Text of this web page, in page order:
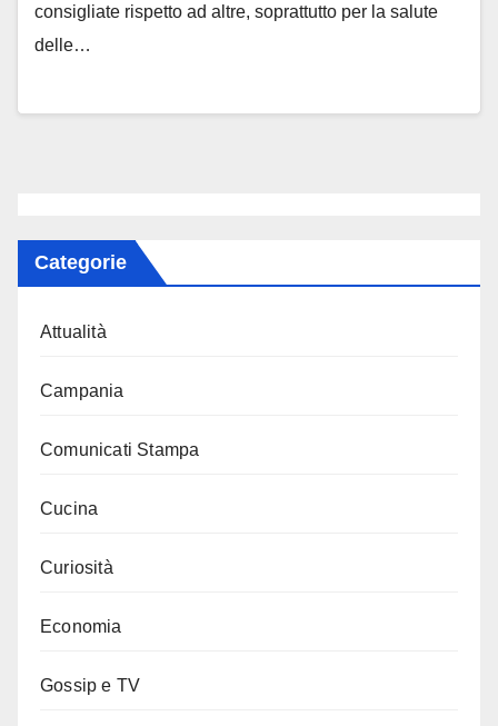
consigliate rispetto ad altre, soprattutto per la salute
delle…
Categorie
Attualità
Campania
Comunicati Stampa
Cucina
Curiosità
Economia
Gossip e TV